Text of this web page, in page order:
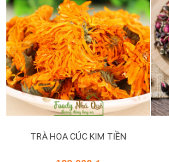
TRÀ HOA CÚC KIM TIỀN